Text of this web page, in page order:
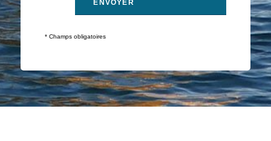
* Champs obligatoires